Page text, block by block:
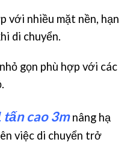
với nhiều mặt nền, hạn
di chuyển.
gọn phù hợp với các
tấn cao 3m nâng hạ
việc di chuyển trở